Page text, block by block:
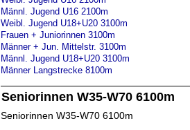
Männl. Jugend U16 2100m
Weibl. Jugend U18+U20 3100m
Frauen + Juniorinnen 3100m
Männer + Jun. Mittelstr. 3100m
Männl. Jugend U18+U20 3100m
Männer Langstrecke 8100m
Seniorinnen W35-W70 6100m
Seniorinnen W35-W70 6100m